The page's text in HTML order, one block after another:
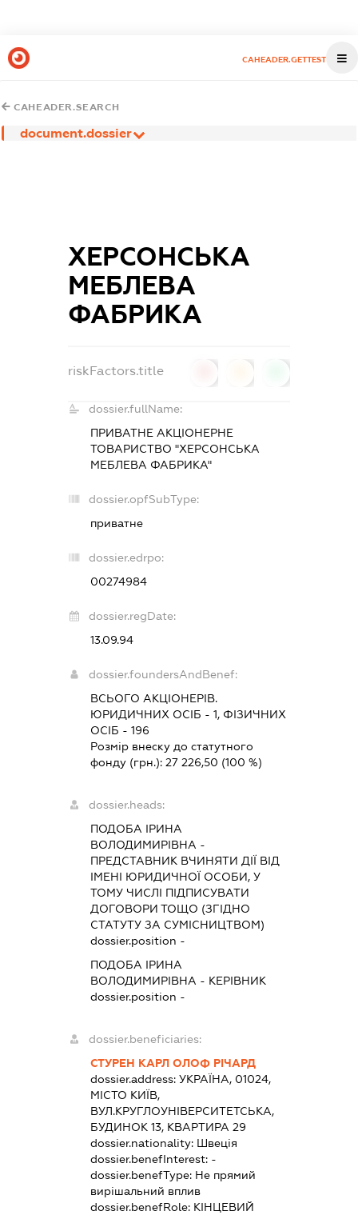
CAHEADER.GETTEST
CAHEADER.SEARCH
document.dossier
ХЕРСОНСЬКА
МЕБЛЕВА
ФАБРИКА
riskFactors.title
dossier.fullName:
ПРИВАТНЕ АКЦІОНЕРНЕ
ТОВАРИСТВО "ХЕРСОНСЬКА
МЕБЛЕВА ФАБРИКА"
dossier.opfSubType:
приватне
dossier.edrpo:
00274984
dossier.regDate:
13.09.94
dossier.foundersAndBenef:
ВСЬОГО АКЦІОНЕРІВ.
ЮРИДИЧНИХ ОСІБ - 1, ФІЗИЧНИХ
ОСІБ - 196
Розмір внеску до статутного
фонду (грн.):27 226,50 (100 %)
dossier.heads:
ПОДОБА ІРИНА
ВОЛОДИМИРІВНА -
ПРЕДСТАВНИК ВЧИНЯТИ ДІЇ ВІД
ІМЕНІ ЮРИДИЧНОЇ ОСОБИ, У
ТОМУ ЧИСЛІ ПІДПИСУВАТИ
ДОГОВОРИ ТОЩО (ЗГІДНО
СТАТУТУ ЗА СУМІСНИЦТВОМ)
dossier.position -
ПОДОБА ІРИНА
ВОЛОДИМИРІВНА - КЕРІВНИК
dossier.position -
dossier.beneficiaries:
СТУРЕН КАРЛ ОЛОФ РІЧАРД
dossier.address:УКРАЇНА, 01024,
МІСТО КИЇВ,
ВУЛ.КРУГЛОУНІВЕРСИТЕТСЬКА,
БУДИНОК 13, КВАРТИРА 29
dossier.nationality: Швеція
dossier.benefInterest: -
dossier.benefType: Не прямий
вирішальний вплив
dossier.benefRole: КІНЦЕВИЙ